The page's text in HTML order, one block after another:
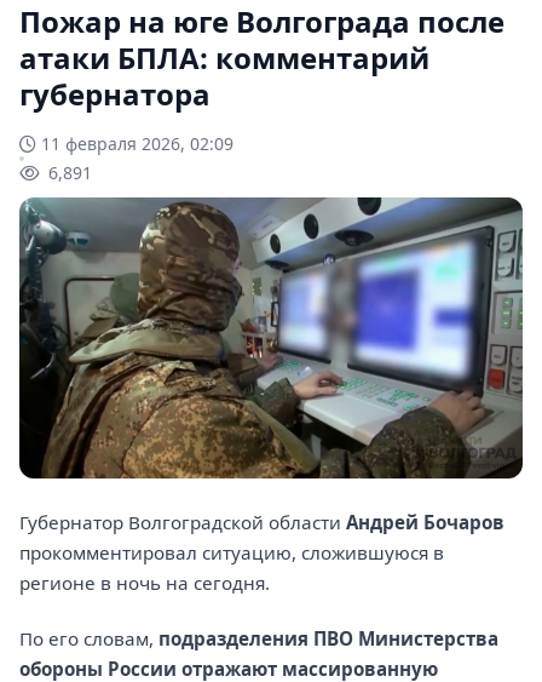
Пожар на юге Волгограда после
атаки БПЛА: комментарий
губернатора
11 февраля 2026, 02:09
6,891
Губернатор Волгоградской области Андрей Бочаров
прокомментировал ситуацию, сложившуюся в
регионе в ночь на сегодня.
По его словам, подразделения ПВО Министерства
обороны России отражают массированную